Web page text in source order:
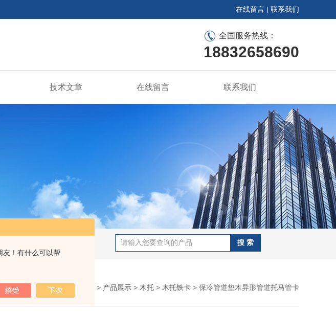
友！有什么可以帮
在线留言 | 联系我们
全国服务热线：
18832658690
技术文章 在线留言 联系我们
您的位置： > 产品展示 > 木托 > 木托铁卡 > 保冷管道垫木异形管道托马管卡